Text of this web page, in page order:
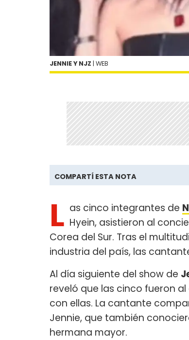
JENNIE Y NJZ | WEB
COMPARTÍ ESTA NOTA
L as cinco integrantes de
Hyein, asistieron al
Corea del Sur. Tras el
industria del país, las
Al día siguiente del show de
reveló que las cinco fueron al
con ellas. La cantante
Jennie, que también
hermana mayor.